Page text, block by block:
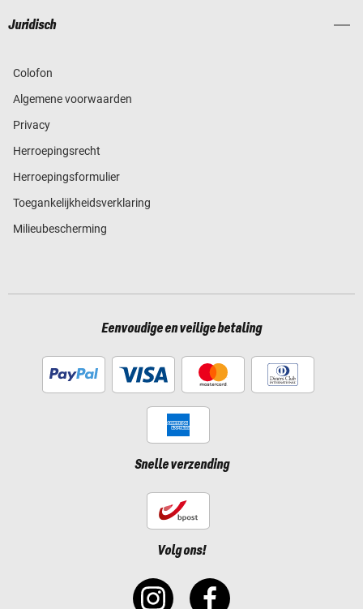
Juridisch
Colofon
Algemene voorwaarden
Privacy
Herroepingsrecht
Herroepingsformulier
Toegankelijkheidsverklaring
Milieubescherming
Eenvoudige en veilige betaling
Snelle verzending
Volg ons!